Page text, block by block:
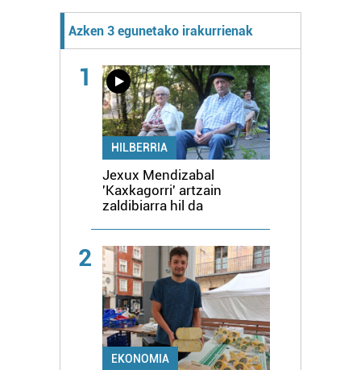
Azken 3 egunetako irakurrienak
1
HILBERRIA
Jexux Mendizabal
'Kaxkagorri' artzain
zaldibiarra hil da
2
EKONOMIA